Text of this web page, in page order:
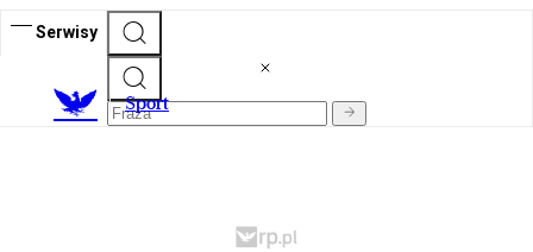
Serwisy
Sport